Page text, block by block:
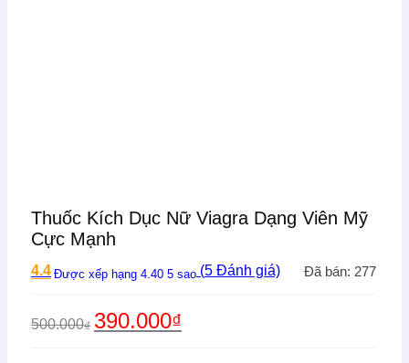
Thuốc Kích Dục Nữ Viagra Dạng Viên Mỹ
Cực Mạnh
4.4 Được xếp hạng 4.40 5 sao (5 Đánh giá) Đã bán: 277
500.000₫
Giá
gốc
390.000₫hiện